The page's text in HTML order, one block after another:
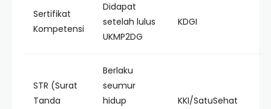
Sertifikat
Kompetensi
Didapat
setelah lulus
UKMP2DG
KDGI
STR (Surat
Tanda
Berlaku
seumur
hidup
KKI/SatuSehat